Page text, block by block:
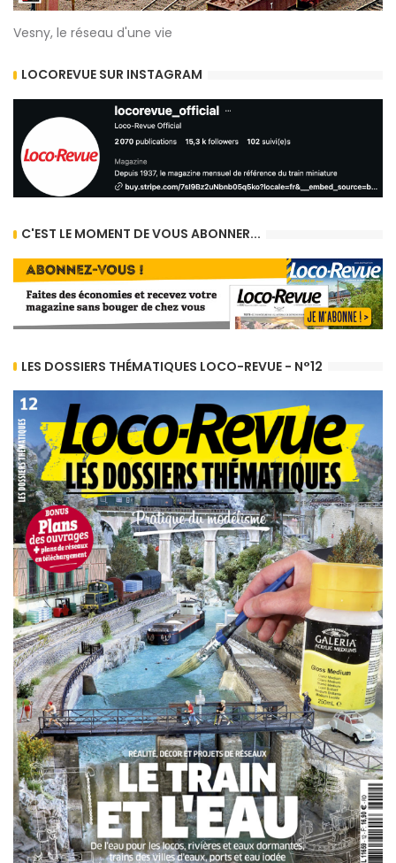
Vesny, le réseau d'une vie
LOCOREVUE SUR INSTAGRAM
C'EST LE MOMENT DE VOUS ABONNER...
LES DOSSIERS THÉMATIQUES LOCO-REVUE - N°12